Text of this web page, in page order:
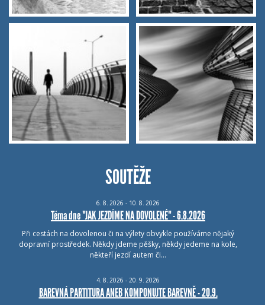
SOUTĚŽE
6. 8. 2026 - 10. 8. 2026
Téma dne "JAK JEZDÍME NA DOVOLENÉ" - 6.8.2026
Při cestách na dovolenou či na výlety obvykle používáme nějaký
dopravní prostředek. Někdy jdeme pěšky, někdy jedeme na kole,
někteří jezdí autem či…
4. 8. 2026 - 20. 9. 2026
BAREVNÁ PARTITURA ANEB KOMPONUJTE BAREVNĚ - 20.9.